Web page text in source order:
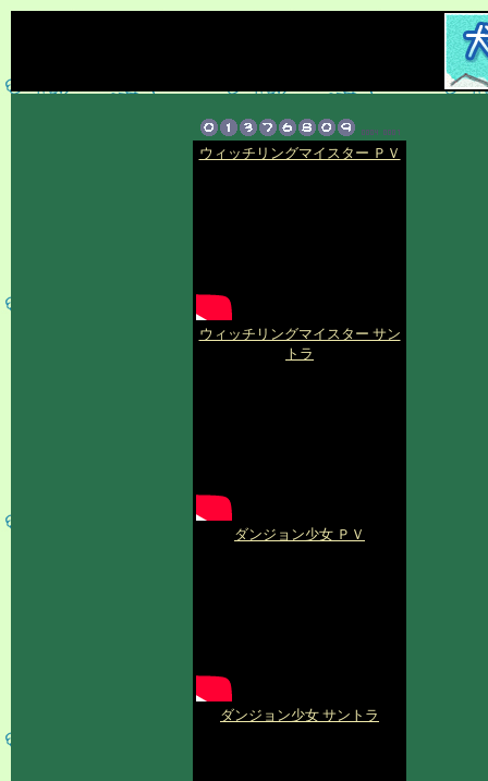
ウィッチリングマイスター ＰＶ
ウィッチリングマイスター サン
トラ
ダンジョン少女 ＰＶ
ダンジョン少女 サントラ